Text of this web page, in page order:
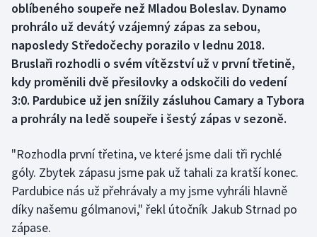
Curling
Dostihy
Florbal
Futsal
Golf
Gymnastika
Házená
oblíbeného soupeře než Mladou Boleslav. Dynamo
prohrálo už devátý vzájemný zápas za sebou,
naposledy Středočechy porazilo v lednu 2018.
Bruslaři rozhodli o svém vítězství už v první třetině,
kdy proměnili dvě přesilovky a odskočili do vedení
3:0. Pardubice už jen snížily zásluhou Camary a Tybora
a prohrály na ledě soupeře i šestý zápas v sezoně.
"Rozhodla první třetina, ve které jsme dali tři rychlé
góly. Zbytek zápasu jsme pak už tahali za kratší konec.
Pardubice nás už přehrávaly a my jsme vyhráli hlavně
díky našemu gólmanovi," řekl útočník Jakub Strnad po
zápase.